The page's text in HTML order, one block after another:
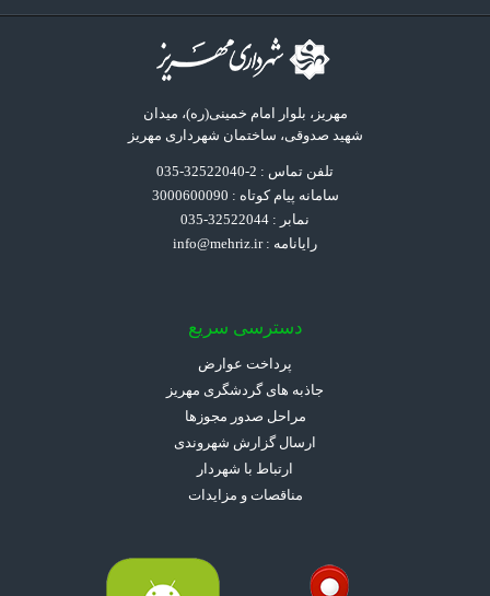
مهریز، بلوار امام خمینی(ره)، میدان
شهید صدوقی، ساختمان شهرداری مهریز
تلفن تماس : 2-32522040-035
سامانه پیام کوتاه : 3000600090
نمابر : 32522044-035
رایانامه :info@mehriz.ir
دسترسی سریع
پرداخت عوارض
جاذبه های گردشگری مهریز
مراحل صدور مجوزها
ارسال گزارش شهروندی
ارتباط با شهردار
مناقصات و مزایدات